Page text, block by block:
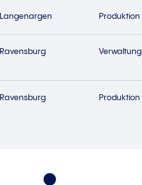
Langenargen Produktion
Ravensburg Verwaltung
Ravensburg Produktion